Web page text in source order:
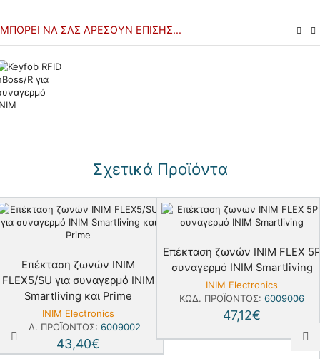
ΜΠΟΡΕΊ ΝΑ ΣΑΣ ΑΡΈΣΟΥΝ ΕΠΊΣΗΣ...
Σχετικά Προϊόντα
Eπέκταση ζωνών INIM
FLEX5/SU για συναγερμό INIM
Smartliving και Prime
INIM Electronics
ΚΩΔ. ΠΡΟΪΌΝΤΟΣ: 6009002
43,40€
Eπέκταση ζωνών INIM FLEX 5P
συναγερμό INIM Smartliving
INIM Electronics
ΚΩΔ. ΠΡΟΪΌΝΤΟΣ: 6009006
47,12€